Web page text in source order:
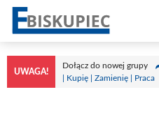
Przejdź
treści
UWAGA!
Dołącz do nowej grupy
| Kupię | Zamienię | Praca